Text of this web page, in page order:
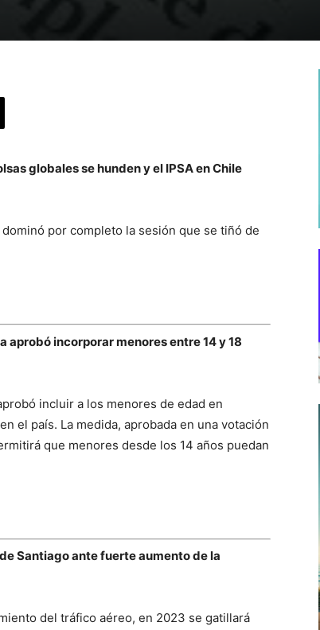
globales se hunden y el IPSA en Chile
por completo la sesión que se tiñó de
aprobó incorporar menores entre 14 y 18
incluir a los menores de edad en
el país. La medida, aprobada en una votación
que menores desde los 14 años puedan
Santiago ante fuerte aumento de la
del tráfico aéreo, en 2023 se gatillará